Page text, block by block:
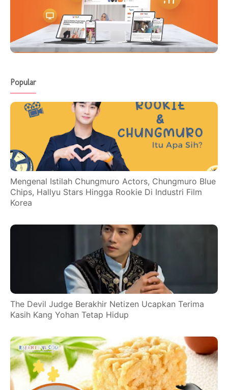
Popular
Mengenal Istilah Chungmuro Actors, Chungmuro Blue
Chips, Hallyu Stars Hingga Rookie Di Industri Film
Korea
The Devil Judge Berakhir Netizen Ucapkan Terima
Kasih Kang Yohan Tetap Hidup